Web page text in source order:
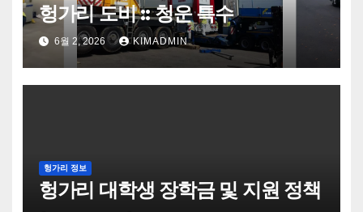
헝가리 도비 :: 청운 특수
6월 2, 2026 KIMADMIN
헝가리 정보
헝가리 대학생 장학금 및 지원 정책